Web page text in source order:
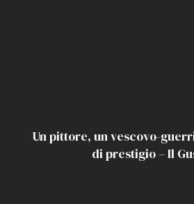
Un pittore, un vescovo-
di prestigio – Il